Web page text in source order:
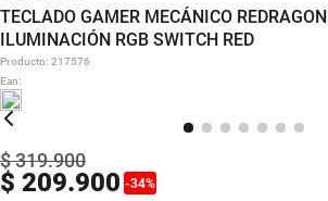
TECLADO GAMER MECÁNICO
ILUMINACIÓN RGB SWITCH RED
Producto: 217576
Ean:
$ 209.900 -34%
$319.900